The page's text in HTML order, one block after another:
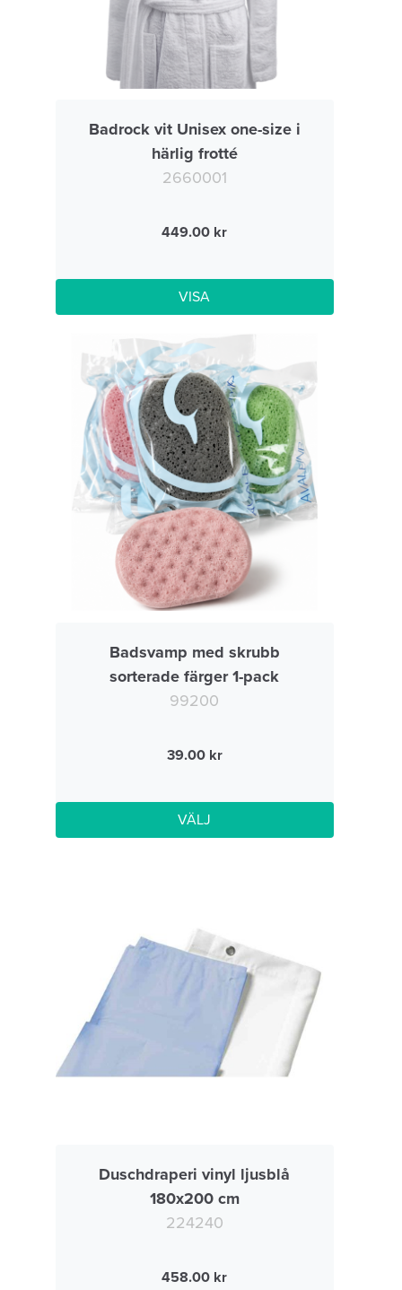
Badrock vit Unisex one-size i
härlig frotté
2660001
449.00
VISA
Badsvamp med skrubb
sorterade färger 1-pack
99200
39.00
VÄLJ
Duschdraperi vinyl ljusblå
180x200 cm
224240
458.00